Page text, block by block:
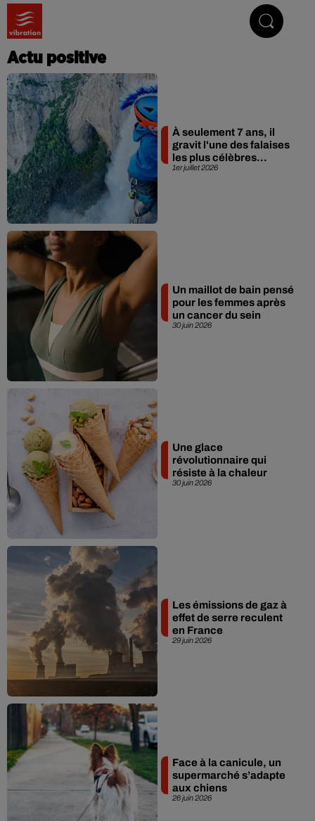
Actu positive
1er juillet 2026
À seulement 7 ans, il
gravit l'une des falaises
les plus célèbres...
30 juin 2026
Un maillot de bain pensé
pour les femmes après
un cancer du sein
30 juin 2026
Une glace
révolutionnaire qui
résiste à la chaleur
29 juin 2026
Les émissions de gaz à
effet de serre reculent
en France
26 juin 2026
Face à la canicule, un
supermarché s’adapte
aux chiens